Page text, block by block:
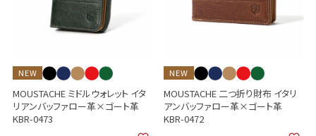
NEW
MOUSTACHE ミドルウォレット イタ
リアンバッファロー革×ゴート革
KBR-0473
NEW
MOUSTACHE 二つ折り財布 イタリ
アンバッファロー革×ゴート革
KBR-0472